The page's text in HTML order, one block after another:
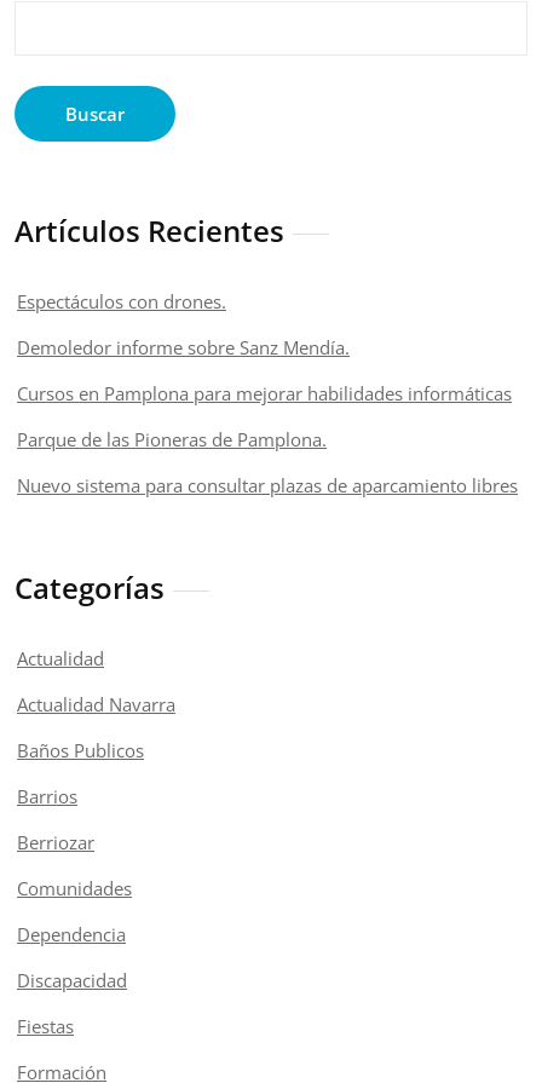
Buscar
Artículos Recientes
Espectáculos con drones.
Demoledor informe sobre Sanz Mendía.
Cursos en Pamplona para mejorar habilidades informáticas
Parque de las Pioneras de Pamplona.
Nuevo sistema para consultar plazas de aparcamiento libres
Categorías
Actualidad
Actualidad Navarra
Baños Publicos
Barrios
Berriozar
Comunidades
Dependencia
Discapacidad
Fiestas
Formación